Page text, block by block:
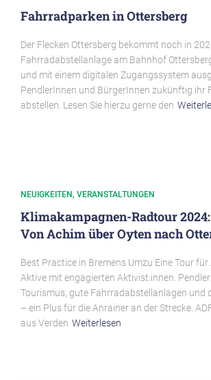
Fahrradparken in Ottersberg
Der Flecken Ottersberg bekommt noch in
Fahrradabstellanlage am Bahnhof
und mit einem digitalen Zugangssystem
PendlerInnen und BürgerInnen zukünftig ihr
abstellen. Lesen Sie hierzu gerne den
NEUIGKEITEN VERANSTALTUNGEN
Klimakampagnen-Radtour
Von Achim über Oyten nach
Best Practice in Bremens Umzu Eine Tour für
Aktive mit engagierten Aktivist:innen.
Tourismus, gute Fahrradabstellanlagen und
– ein Plus für die Anrainer an der Strecke.
aus Verden Weiterlesen